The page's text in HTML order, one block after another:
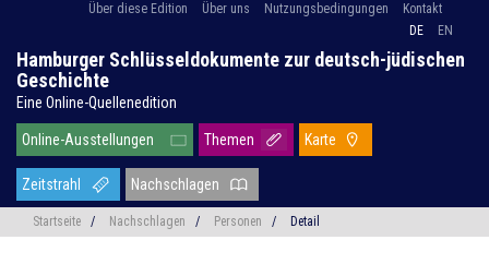
Über diese Edition Über uns Nutzungsbedingungen
Kontakt
DE
EN
Hamburger Schlüsseldokumente zur deutsch-jüdischen
Geschichte
Eine Online-Quellenedition
Online-Ausstellungen Themen Karte
Zeitstrahl Nachschlagen
Startseite / Nachschlagen / Personen / Detail